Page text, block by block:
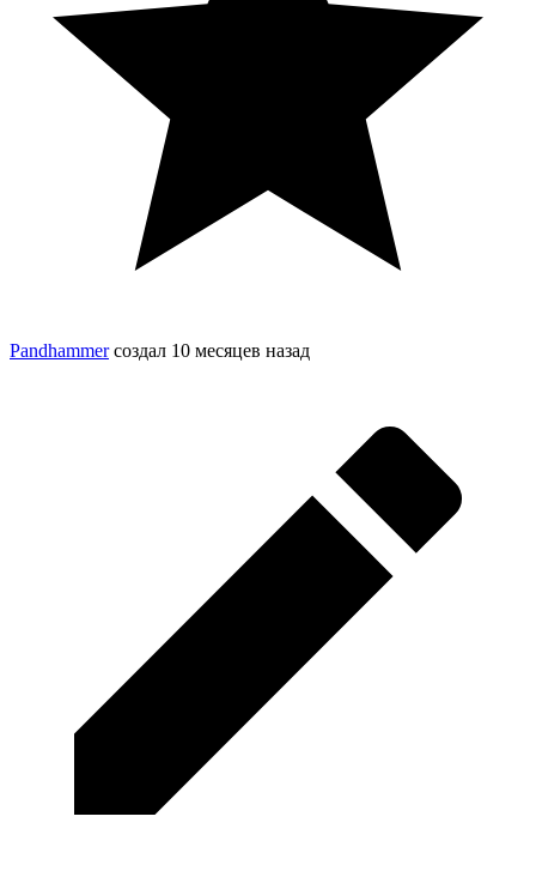
Pandhammerсоздал 10 месяцев назад